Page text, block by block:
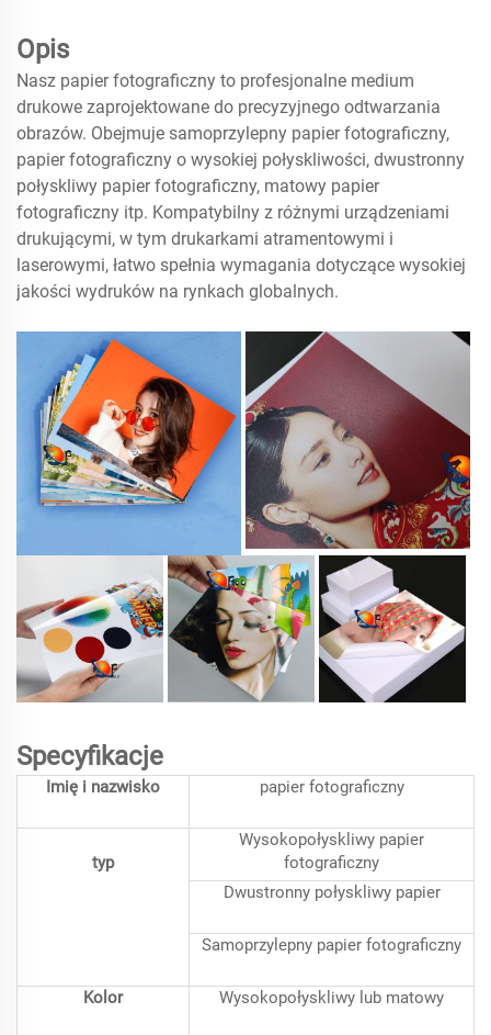
Opis
Nasz papier fotograficzny to profesjonalne medium
drukowe zaprojektowane do precyzyjnego odtwarzania
obrazów. Obejmuje samoprzylepny papier fotograficzny,
papier fotograficzny o wysokiej połyskliwości, dwustronny
połyskliwy papier fotograficzny, matowy papier
fotograficzny itp. Kompatybilny z różnymi urządzeniami
drukującymi, w tym drukarkami atramentowymi i
laserowymi, łatwo spełnia wymagania dotyczące wysokiej
jakości wydruków na rynkach globalnych.
Specyfikacje
Imię i nazwisko papier fotograficzny
typ
Wysokopołyskliwy papier
fotograficzny
Dwustronny połyskliwy papier
Samoprzylepny papier fotograficzny
Kolor Wysokopołyskliwy lub matowy